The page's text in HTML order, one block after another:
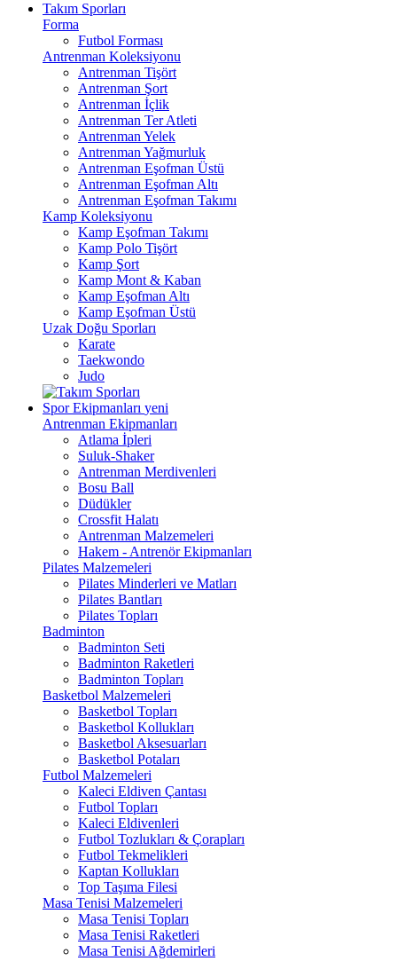
Takım Sporları
Forma
Futbol Forması
Antrenman Koleksiyonu
Antrenman Tişört
Antrenman Şort
Antrenman İçlik
Antrenman Ter Atleti
Antrenman Yelek
Antrenman Yağmurluk
Antrenman Eşofman Üstü
Antrenman Eşofman Altı
Antrenman Eşofman Takımı
Kamp Koleksiyonu
Kamp Eşofman Takımı
Kamp Polo Tişört
Kamp Şort
Kamp Mont & Kaban
Kamp Eşofman Altı
Kamp Eşofman Üstü
Uzak Doğu Sporları
Karate
Taekwondo
Judo
Spor Ekipmanları yeni
Antrenman Ekipmanları
Atlama İpleri
Suluk-Shaker
Antrenman Merdivenleri
Bosu Ball
Düdükler
Crossfit Halatı
Antrenman Malzemeleri
Hakem - Antrenör Ekipmanları
Pilates Malzemeleri
Pilates Minderleri ve Matları
Pilates Bantları
Pilates Topları
Badminton
Badminton Seti
Badminton Raketleri
Badminton Topları
Basketbol Malzemeleri
Basketbol Topları
Basketbol Kollukları
Basketbol Aksesuarları
Basketbol Potaları
Futbol Malzemeleri
Kaleci Eldiven Çantası
Futbol Topları
Kaleci Eldivenleri
Futbol Tozlukları & Çorapları
Futbol Tekmelikleri
Kaptan Kollukları
Top Taşıma Filesi
Masa Tenisi Malzemeleri
Masa Tenisi Topları
Masa Tenisi Raketleri
Masa Tenisi Ağdemirleri